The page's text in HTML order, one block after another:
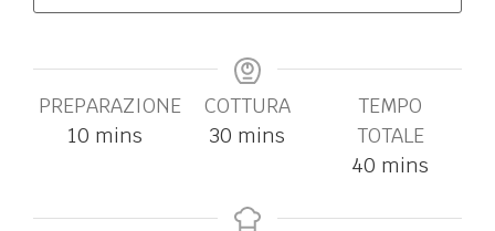
PREPARAZIONE
10 mins
COTTURA
30 mins
TEMPO
TOTALE
40 mins